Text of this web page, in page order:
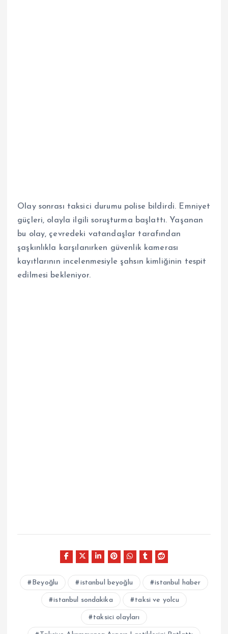
Olay sonrası taksici durumu polise bildirdi. Emniyet
güçleri, olayla ilgili soruşturma başlattı. Yaşanan
bu olay, çevredeki vatandaşlar tarafından
şaşkınlıkla karşılanırken güvenlik kamerası
kayıtlarının incelenmesiyle şahsın kimliğinin tespit
edilmesi bekleniyor.
Beyoğlu istanbul beyoğlu istanbul haber
istanbul sondakika taksi ve yolcu
taksici olayları